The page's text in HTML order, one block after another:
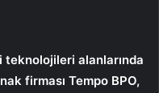
alanlarında
firması Tempo BPO,